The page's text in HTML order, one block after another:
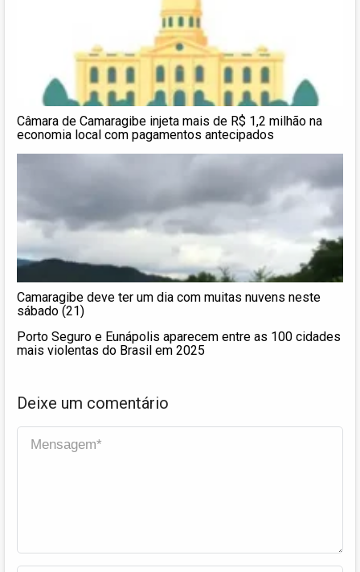
Câmara de Camaragibe injeta mais de R$ 1,2 milhão na
economia local com pagamentos antecipados
Camaragibe deve ter um dia com muitas nuvens neste
sábado (21)
Porto Seguro e Eunápolis aparecem entre as 100 cidades
mais violentas do Brasil em 2025
Deixe um comentário